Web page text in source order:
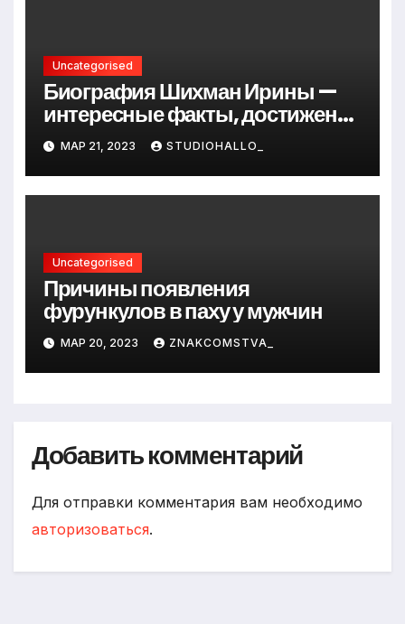
Uncategorised
Биография Шихман Ирины —
интересные факты, достижения
и путь к успеху
МАР 21, 2023 STUDIOHALLO_
Uncategorised
Причины появления
фурункулов в паху у мужчин
МАР 20, 2023 ZNAKCOMSTVA_
Добавить комментарий
Для отправки комментария вам необходимо
авторизоваться.